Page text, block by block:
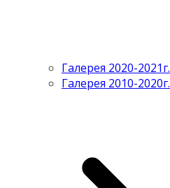
Галерея 2020-2021г.
Галерея 2010-2020г.